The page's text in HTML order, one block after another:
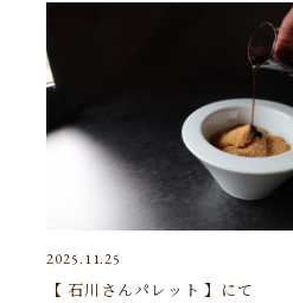
2025.11.25
【 石川さんパレット 】にて